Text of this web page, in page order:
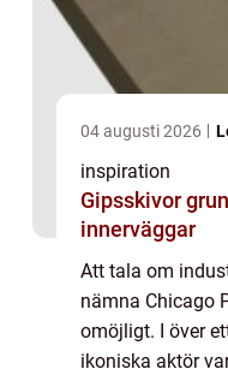
04 augusti 2026
inspiration
Gipsskivor grunden i moderna, hållbara
innerväggar
Att tala om
nämna Chicago
omöjligt. I över
ikoniska aktör